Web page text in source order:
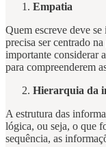
Empatia
Quem escreve deve
precisa ser centrado
importante considerar
para compreenderem
Hierarquia da
A estrutura das
lógica, ou seja, o que
sequência, as